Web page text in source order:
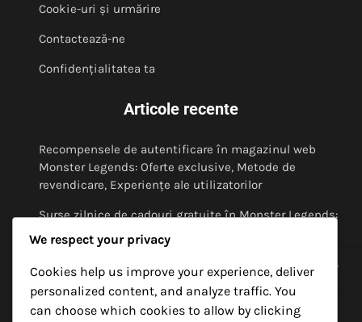
Cookie-uri și urmărire
Contactează-ne
Confidențialitatea ta
Articole recente
Recompensele de autentificare în magazinul web
Monster Legends: Oferte exclusive, Metode de
revendicare, Experiențe ale utilizatorilor
Surse zilnice de cadouri gratuite în Monster Legends:
Unde să găsești, linkuri de încredere, actualizări
Monster Legends Cadouri Gratuite: Probleme comune,
Soluționarea problemelor, Suport
Monster Legends Beneficii și Recompense Gratuito
We respect your privacy
Cookies help us improve your experience, deliver
personalized content, and analyze traffic. You
can choose which cookies to allow by clicking